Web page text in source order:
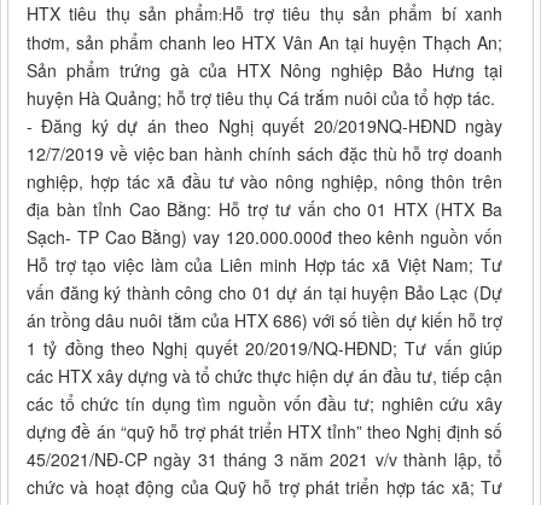
HTX tiêu thụ sản phẩm:Hỗ trợ tiêu thụ sản phẩm bí xanh
thơm, sản phẩm chanh leo HTX Vân An tại huyện Thạch An;
Sản phẩm trứng gà của HTX Nông nghiệp Bảo Hưng tại
huyện Hà Quảng; hỗ trợ tiêu thụ Cá trắm nuôi của tổ hợp tác.
- Đăng ký dự án theo Nghị quyết 20/2019NQ-HĐND ngày
12/7/2019 về việc ban hành chính sách đặc thù hỗ trợ doanh
nghiệp, hợp tác xã đầu tư vào nông nghiệp, nông thôn trên
địa bàn tỉnh Cao Bằng: Hỗ trợ tư vấn cho 01 HTX (HTX Ba
Sạch- TP Cao Bằng) vay 120.000.000đ theo kênh nguồn vốn
Hỗ trợ tạo việc làm của Liên minh Hợp tác xã Việt Nam; Tư
vấn đăng ký thành công cho 01 dự án tại huyện Bảo Lạc (Dự
án trồng dâu nuôi tằm của HTX 686) với số tiền dự kiến hỗ trợ
1 tỷ đồng theo Nghị quyết 20/2019/NQ-HĐND; Tư vấn giúp
các HTX xây dựng và tổ chức thực hiện dự án đầu tư, tiếp cận
các tổ chức tín dụng tìm nguồn vốn đầu tư; nghiên cứu xây
dựng đề án “quỹ hỗ trợ phát triển HTX tỉnh” theo Nghị định số
45/2021/NĐ-CP ngày 31 tháng 3 năm 2021 v/v thành lập, tổ
chức và hoạt động của Quỹ hỗ trợ phát triển hợp tác xã; Tư